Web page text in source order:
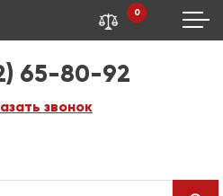
65-80-92
звонок
0